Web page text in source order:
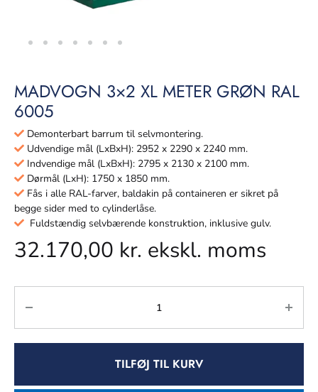
MADVOGN 3×2 XL METER GRØN RAL
6005
Demonterbart barrum til selvmontering.
Udvendige mål (LxBxH): 2952 x 2290 x 2240 mm.
Indvendige mål (LxBxH): 2795 x 2130 x 2100 mm.
Dørmål (LxH): 1750 x 1850 mm.
Fås i alle RAL-farver, baldakin på containeren er sikret på
begge sider med to cylinderlåse.
Fuldstændig selvbærende konstruktion, inklusive gulv.
32.170,00 kr. ekskl. moms
TILFØJ TIL KURV